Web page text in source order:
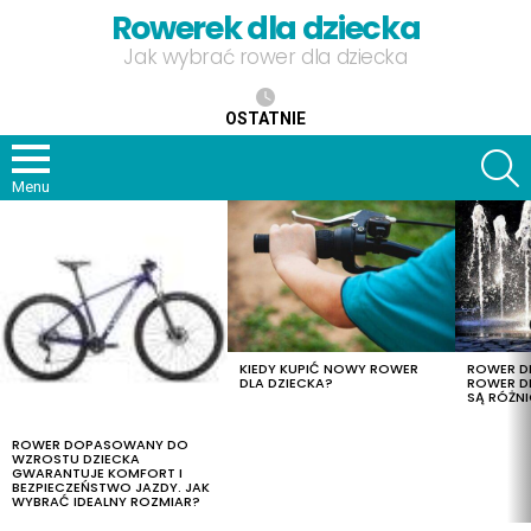
Rowerek dla dziecka
Jak wybrać rower dla dziecka
OSTATNIE
Menu
ROWER DOPASOWANY DO
WZROSTU DZIECKA
GWARANTUJE KOMFORT I
BEZPIECZEŃSTWO JAZDY. JAK
WYBRAĆ IDEALNY ROZMIAR?
KIEDY KUPIĆ NOWY ROWER
DLA DZIECKA?
ROWER
ROWER
SĄ